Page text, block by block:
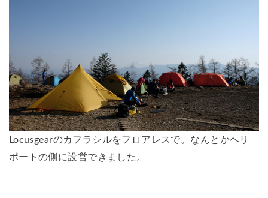
Locusgearのカフラシルをフロアレスで。なんとかヘリ
ポートの側に設営できました。